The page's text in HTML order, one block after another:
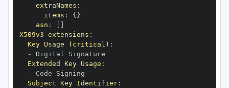
extraNames :
items : { }
asn :
X509v3 extensions :
Key Usage (critical) :
-
Extended Key Usage :
-
Subject Key Identifier: